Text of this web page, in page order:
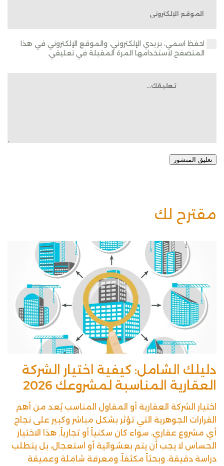
احفظ اسمي، بريدي الإلكتروني، والموقع الإلكتروني في هذا
المتصفح لاستخدامها المرة المقبلة في تعليقي.
تعليق المنشور
مقترح لك
دليلك الشامل: كيفية اختيار الشركة
العقارية المناسبة لمشروعك 2026
اختيار الشركة العقارية أو المقاول المناسب يُعد من أهم
القرارات الجوهرية التي تؤثر بشكل مباشر وكبير على نجاح
أي مشروع عقاري، سواء كان سكنياً أو تجارياً. هذا الاختيار
الحساس لا يجب أن يتم بعشوائية أو استعجال، بل يتطلب
دراسة دقيقة، وبحثاً مكثفاً، ومعرفة شاملة وعميقة